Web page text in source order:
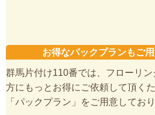
お得なパックプランもご
群馬片付け110番では、フローリ
方にもっとお得にご依頼して頂く
「パックプラン」をご用意しており